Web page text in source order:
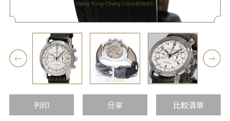
…
列印 分享 比較清單